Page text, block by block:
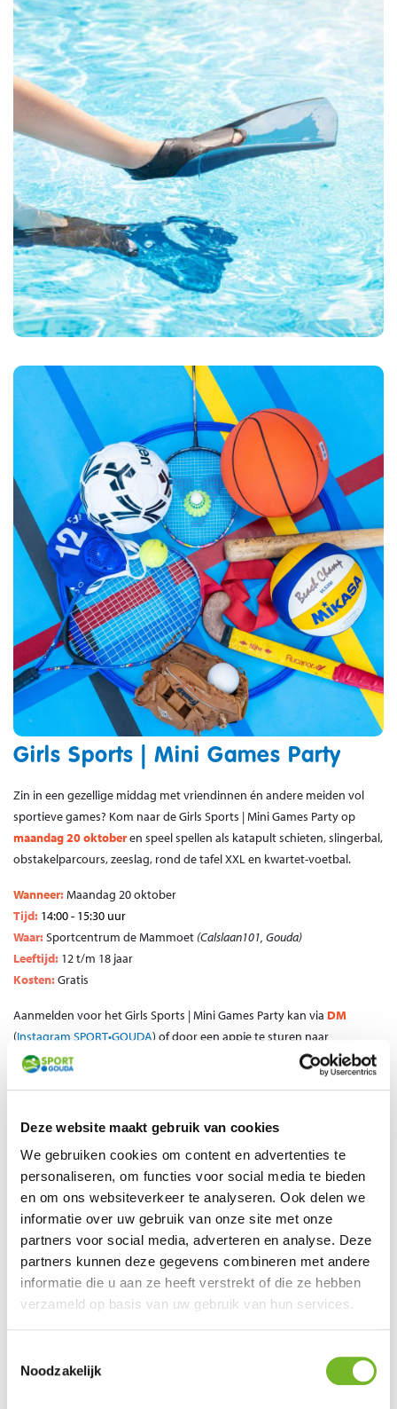
Deze website maakt gebruik van cookies
We gebruiken cookies om content en advertenties te
personaliseren, om functies voor social media te bieden
en om ons websiteverkeer te analyseren. Ook delen we
informatie over uw gebruik van onze site met onze
partners voor social media, adverteren en analyse. Deze
partners kunnen deze gegevens combineren met andere
informatie die u aan ze heeft verstrekt of die ze hebben
verzameld op basis van uw gebruik van hun services.
Noodzakelijk
Girls Sports | Mini Games Party
Zin in een gezellige middag met vriendinnen én andere meiden vol
sportieve games? Kom naar de Girls Sports | Mini Games Party op
maandag 20 oktoberen speel spellen als katapult schieten, slingerbal,
obstakelparcours, zeeslag, rond de tafel XXL en kwartet-voetbal.
Wanneer:Maandag 20 oktober
Tijd: 14:00 - 15:30 uur
Waar:Sportcentrum de Mammoet (Calslaan101, Gouda)
Leeftijd: 12 t/m 18 jaar
Kosten:Gratis
Aanmelden voor het Girls Sports | Mini Games Party kan via DM
(Instagram SPORT•GOUDA) of door een appje te sturen naar
Buurtsportcoach Kaiya
Deze activiteit wordt door SPORT•GOUDA in samenwerking metgro-up
Zaalvoetbaltoernooi 12+ 5 vs 5
Alle 12+'ers kunnen op woensdag 22 oktober de strijd met elkaar aan
tijdens het5 vs 5 zaalvoetbaltoernooi .Het zaalvoetbaltoernooi is in
Sportcentrum de Mammoet! Gaan jullie met de winst naar huis?
Wanneer:Woensdag 22 oktober
Tijd: 13:00 – 17:00 uur(Inschrijving na 13:00 uur niet meer mogelijk)
Kosten: Gratis